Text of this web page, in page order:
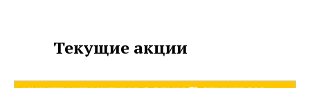
Вы будете сильно удивлены.
ювелирном рынке осуществляет
Текущие акции